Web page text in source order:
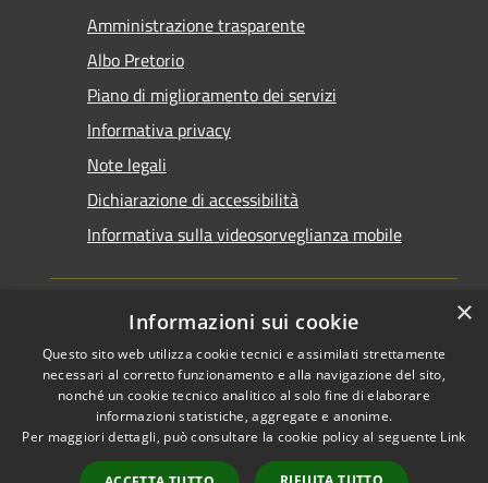
Amministrazione trasparente
Albo Pretorio
Piano di miglioramento dei servizi
Informativa privacy
Note legali
Dichiarazione di accessibilità
Informativa sulla videosorveglianza mobile
RSS
Accessibilità
Cookie
Mappa del sito
Copyright © 2026 • Comune di
Taranto • Powered by
Municipium•Accesso
redazione
×
Informazioni sui cookie
Questo sito web utilizza cookie tecnici e assimilati strettamente
necessari al corretto funzionamento e alla navigazione del sito,
nonché un cookie tecnico analitico al solo fine di elaborare
informazioni statistiche, aggregate e anonime.
Per maggiori dettagli, può consultare la cookie policy al seguente Link